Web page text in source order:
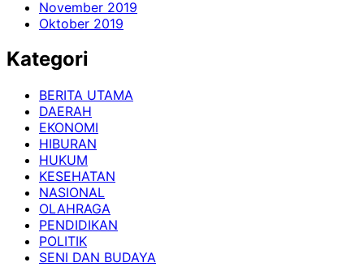
November 2019
Oktober 2019
Kategori
BERITA UTAMA
DAERAH
EKONOMI
HIBURAN
HUKUM
KESEHATAN
NASIONAL
OLAHRAGA
PENDIDIKAN
POLITIK
SENI DAN BUDAYA